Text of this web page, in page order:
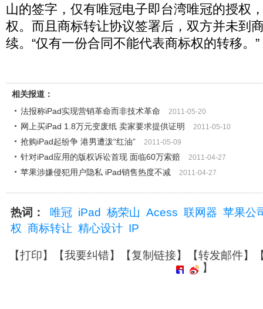
山的签字，仅有唯冠电子即台湾唯冠的授权
权。而且商标转让协议签署后，双方并未到
续。“仅有一份合同不能代表商标权的转移。”
相关报道：
法报称iPad实现营销革命而非技术革命
2011-05-20
网上买iPad 1.8万元变废纸 卖家要求提供证明 2011-05-10
抢购iPad起纷争 港男遭泼“红油” 2011-05-09
针对iPad应用的版权诉讼首现 面临60万索赔 2011-04-27
苹果涉嫌侵犯用户隐私 iPad销售热度不减 2011-04-27
热词： 唯冠 iPad 杨荣山 Acess 联网器 苹果公
权 商标转让 精心设计 IP
【打印】【我要纠错】【复制链接】【转发邮件】
】